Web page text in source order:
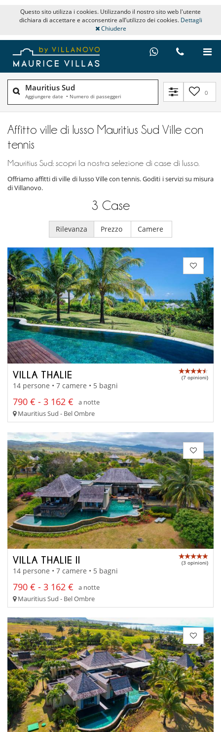
Questo sito utilizza i cookies. Utilizzando il nostro sito web l'utente
dichiara di accettare e acconsentire all’utilizzo dei cookies. Dettagli
Chiudere
Mauritius Sud
Aggiungere date • Numero di passeggeri 0
Affitto ville di lusso Mauritius Sud Ville con
tennis
Mauritius Sud: scopri la nostra selezione di case di lusso.
Offriamo affitti di ville di lusso Ville con tennis. Goditi i servizi su misura
di Villanovo.
3 Case
Rilevanza Prezzo Camere
VILLA THALIE (7 opinioni)
14 persone • 7 camere • 5 bagni
790 € - 3 162 €
a notte
Mauritius Sud - Bel Ombre
VILLA THALIE II (3 opinioni)
14 persone • 7 camere • 5 bagni
790 € - 3 162 €
a notte
Mauritius Sud - Bel Ombre